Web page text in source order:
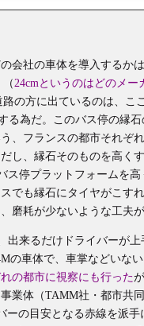
会社の車体を導入するか
24cmというのはどのメー
の方に出ているのは、こ
る為だ。このバス停の縁
、フランスの都市それぞ
し、縁石そのものを高く
ス停プラットフォームを
でも縁石にタイヤがこす
磨耗が少ないような工夫
出来るだけドライバーが
の車体で、車掌などいな
の都市に視察にも行った
業体（TAMM社・都市共
の目安となる赤線を派